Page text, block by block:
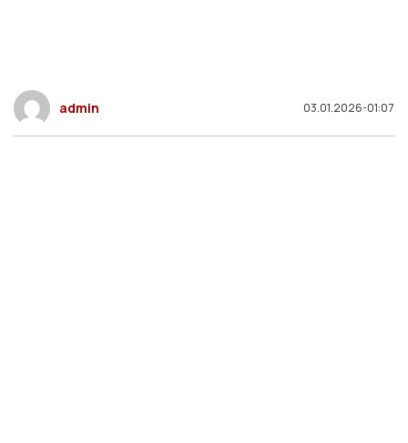
admin 03.01.2026-01:07